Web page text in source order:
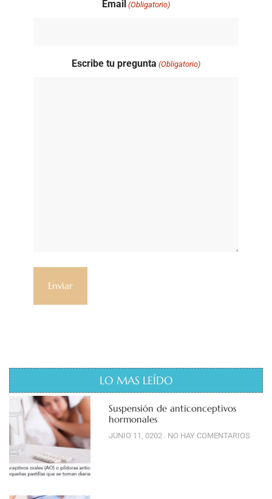
Email (Obligatorio)
Escribe tu pregunta (Obligatorio)
LO MAS LEÍDO
Suspensión de anticonceptivos
hormonales
JUNIO 11, 0202 NO HAY COMENTARIOS